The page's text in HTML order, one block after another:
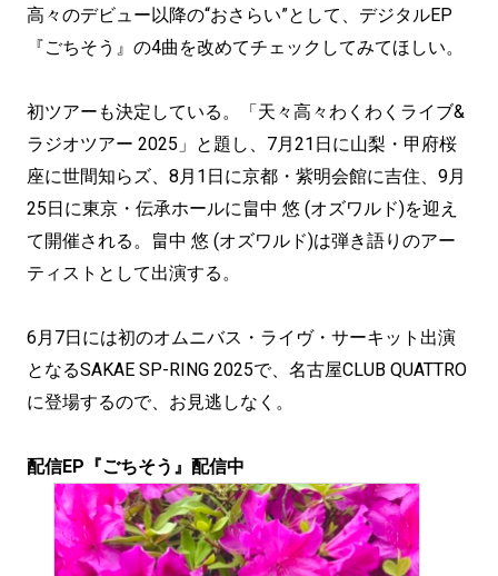
高々のデビュー以降の“おさらい”として、デジタルEP
『ごちそう』の4曲を改めてチェックしてみてほしい。
初ツアーも決定している。「天々高々わくわくライブ&
ラジオツアー 2025」と題し、7月21日に山梨・甲府桜
座に世間知らズ、8月1日に京都・紫明会館に吉住、9月
25日に東京・伝承ホールに畠中 悠 (オズワルド)を迎え
て開催される。畠中 悠 (オズワルド)は弾き語りのアー
ティストとして出演する。
6月7日には初のオムニバス・ライヴ・サーキット出演
となるSAKAE SP-RING 2025で、名古屋CLUB QUATTRO
に登場するので、お見逃しなく。
配信EP『ごちそう』配信中